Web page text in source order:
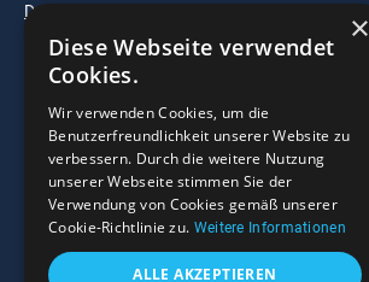
© 2025 Razzo Bootscenter. All right reserved.
Datenschutz
Impressum
Widerrufsrecht
×
Diese Webseite verwendet
Cookies.
Wir verwenden Cookies, um die
Benutzerfreundlichkeit unserer Website zu
verbessern. Durch die weitere Nutzung
unserer Webseite stimmen Sie der
Verwendung von Cookies gemäß unserer
Cookie-Richtlinie zu. Weitere Informationen
ALLE AKZEPTIEREN